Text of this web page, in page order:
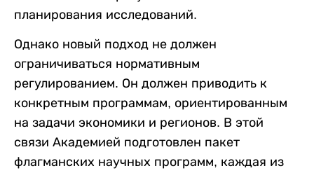
планирования исследований.
Однако новый подход не должен
ограничиваться нормативным
регулированием. Он должен приводить к
конкретным программам, ориентированным
на задачи экономики и регионов. В этой
связи Академией подготовлен пакет
флагманских научных программ, каждая из